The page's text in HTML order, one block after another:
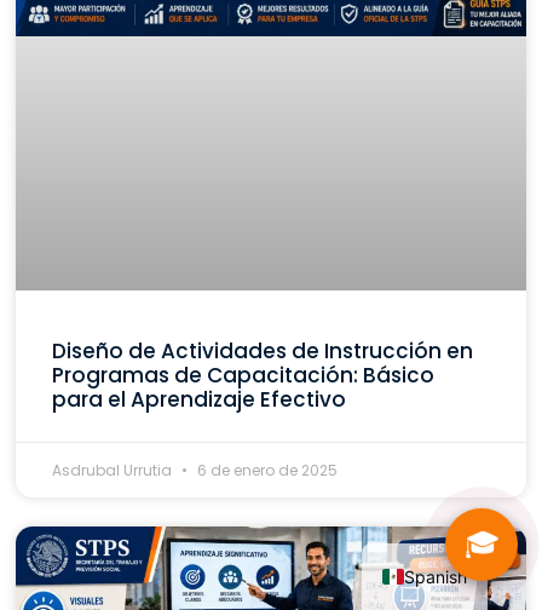
Diseño de Actividades de Instrucción en
Programas de Capacitación: Básico
para el Aprendizaje Efectivo
Asdrubal Urrutia 6 de enero de 2025
🎓
Spanish